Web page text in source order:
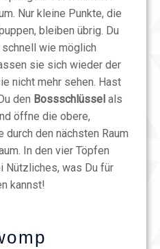
Nur kleine Punkte, die
bleiben übrig. Du
wie möglich
sie sich wieder der
nicht mehr sehen. Hast
den Bossschlüssel als
öffne die obere,
durch den nächsten Raum
In den vier Töpfen
Nützliches, was Du für
kannst!